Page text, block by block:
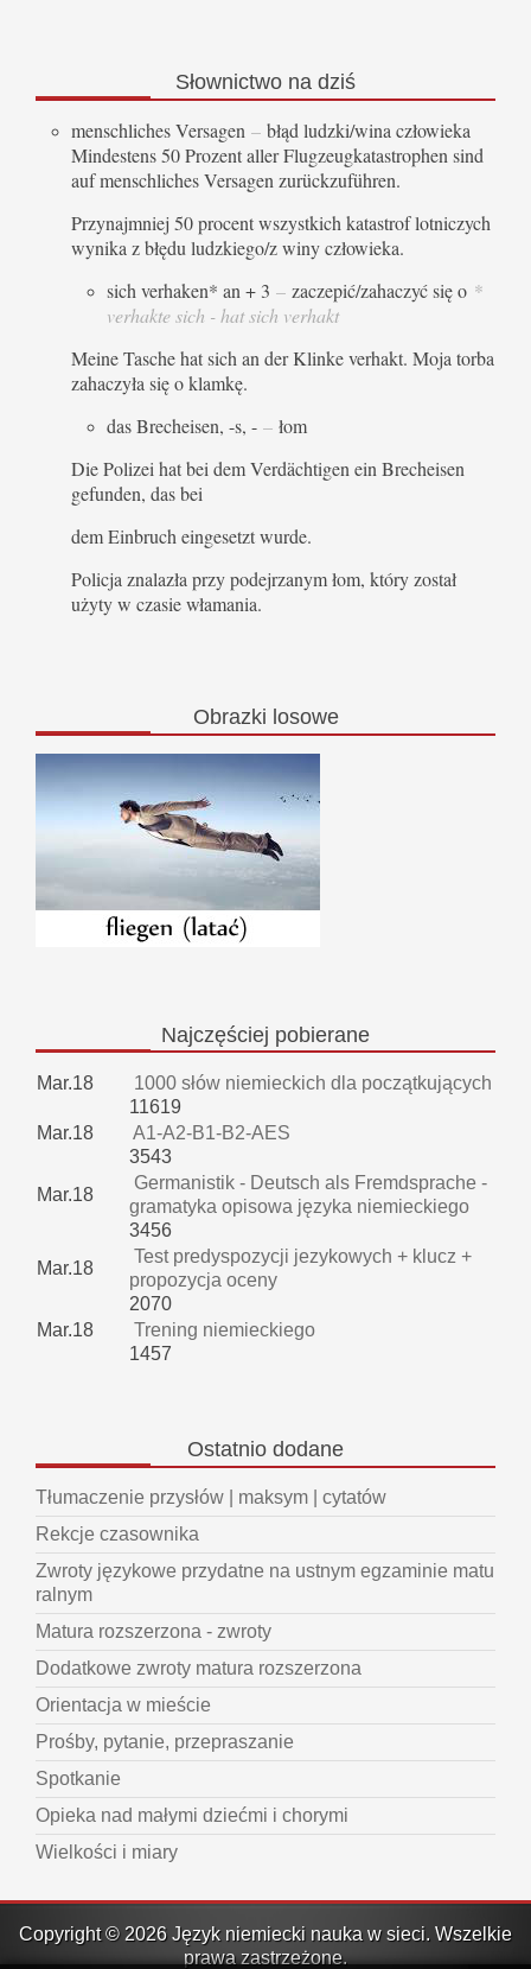
Słownictwo na dziś
menschliches Versagen – błąd ludzki/wina człowieka
Mindestens 50 Prozent aller Flugzeugkatastrophen sind
auf menschliches Versagen zurückzuführen.
Przynajmniej 50 procent wszystkich katastrof lotniczych
wynika z błędu ludzkiego/z winy człowieka.
sich verhaken* an + 3 – zaczepić/zahaczyć się o *
verhakte sich - hat sich verhakt
Meine Tasche hat sich an der Klinke verhakt. Moja torba
zahaczyła się o klamkę.
das Brecheisen, -s, - – łom
Die Polizei hat bei dem Verdächtigen ein Brecheisen
gefunden, das bei
dem Einbruch eingesetzt wurde.
Policja znalazła przy podejrzanym łom, który został
użyty w czasie włamania.
Obrazki losowe
Najczęściej pobierane
Mar.18
1000 słów niemieckich dla początkujących
11619
Mar.18
A1-A2-B1-B2-AES
3543
Mar.18
Germanistik - Deutsch als Fremdsprache -
gramatyka opisowa języka niemieckiego
3456
Mar.18
Test predyspozycji jezykowych + klucz +
propozycja oceny
2070
Mar.18
Trening niemieckiego
1457
Ostatnio dodane
Tłumaczenie przysłów | maksym | cytatów
Rekcje czasownika
Zwroty językowe przydatne na ustnym egzaminie matu
ralnym
Matura rozszerzona - zwroty
Dodatkowe zwroty matura rozszerzona
Orientacja w mieście
Prośby, pytanie, przepraszanie
Spotkanie
Opieka nad małymi dziećmi i chorymi
Wielkości i miary
Copyright © 2026 Język niemiecki nauka w sieci. Wszelkie
prawa zastrzeżone.